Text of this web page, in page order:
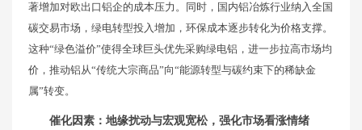
著增加对欧出口铝企的成本压力。同时，国内铝冶炼行业纳入全国
碳交易市场，绿电转型投入增加，环保成本逐步转化为价格支撑。
这种“绿色溢价”使得全球巨头优先采购绿电铝，进一步拉高市场均
价，推动铝从“传统大宗商品”向“能源转型与碳约束下的稀缺金
属”转变。
催化因素：地缘扰动与宏观宽松，强化市场看涨情绪